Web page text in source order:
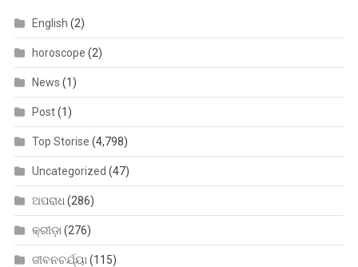
English (2)
horoscope (2)
News (1)
Post(1)
Top Storise (4,798)
Uncategorized (47)
ଅପରାଧ (286)
କ୍ରୀଡ଼ା (276)
ଜୀବନଚର୍ଯ୍ୟା (115)